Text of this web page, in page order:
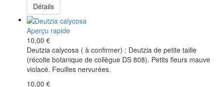
Détails
Aperçu rapide
10,00 €
Deutzia calycosa ( à confirmer) : Deutzia de petite taille
(récolte botanique de collègue DS 808). Petits fleurs mauve
violacé. Feuilles nervurées.
10,00 €